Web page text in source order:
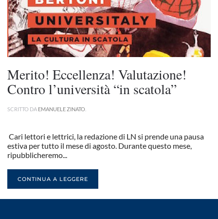
Merito! Eccellenza! Valutazione!
Contro l’università “in scatola”
SCRITTO DA EMANUELE ZINATO
Cari lettori e lettrici, la redazione di LN si prende una pausa
estiva per tutto il mese di agosto. Durante questo mese,
ripubblicheremo...
CONTINUA A LEGGERE